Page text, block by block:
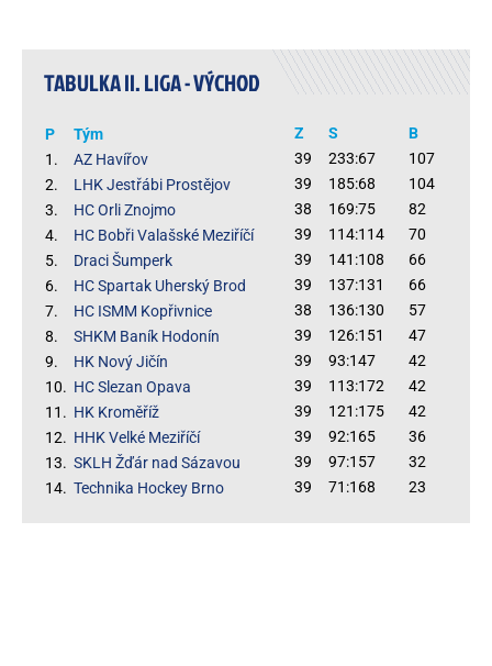
TABULKA II. LIGA - VÝCHOD
P Tým Z S
B
1.
AZ Havířov 39 233:67
107
2.
LHK Jestřábi Prostějov 39 185:68
104
3.
HC Orli Znojmo 38 169:75
82
4.
HC Bobři Valašské Meziříčí 39 114:114
70
5.
Draci Šumperk 39 141:108
66
6.
HC Spartak Uherský Brod 39 137:131
66
7.
HC ISMM Kopřivnice 38 136:130
57
8.
SHKM Baník Hodonín 39 126:151
47
9.
HK Nový Jičín 39 93:147
42
10. HC Slezan Opava 39 113:172
42
11. HK Kroměříž 39 121:175
42
12. HHK Velké Meziříčí 39 92:165
36
13. SKLH Žďár nad Sázavou 39 97:157
32
14. Technika Hockey Brno 39 71:168 23